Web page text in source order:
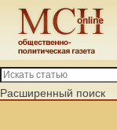
Расширенный поиск